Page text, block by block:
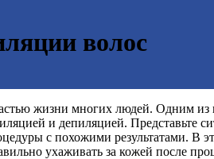
волос
жизни многих людей. Одним из
и депиляцией. Представьте
с похожими результатами. В
ухаживать за кожей после